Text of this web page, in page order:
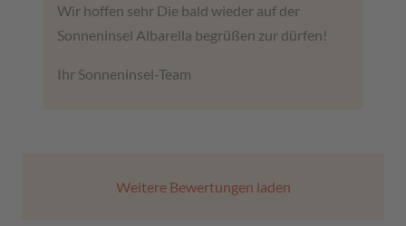
Wir hoffen sehr Die bald wieder auf der
Sonneninsel Albarella begrüßen zur dürfen!
Ihr Sonneninsel-Team
Weitere Bewertungen laden